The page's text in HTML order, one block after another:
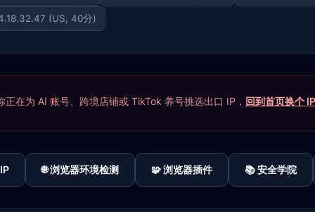
(US, 40分)
在为 AI 账号、跨境店铺或 TikTok 养号挑选出口 IP， 回到首页换个
🌐 浏览器环境检测 🧩 浏览器插件 📚 安全学院